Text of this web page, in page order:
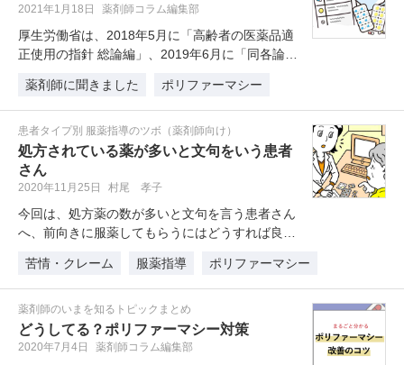
2021年1月18日 薬剤師コラム編集部
厚生労働省は、2018年5月に「高齢者の医薬品適
正使用の指針 総論編」、2019年6月に「同各論
薬剤師に聞きました
ポリファーマシー
患者タイプ別 服薬指導のツボ（薬剤師向け）
処方されている薬が多いと文句をいう患者
さん
2020年11月25日 村尾 孝子
今回は、処方薬の数が多いと文句を言う患者さん
へ、前向きに服薬してもらうにはどうすれば良い
苦情・クレーム
服薬指導 ポリファーマシー
薬剤師のいまを知るトピックまとめ
どうしてる？ポリファーマシー対策
2020年7月4日 薬剤師コラム編集部